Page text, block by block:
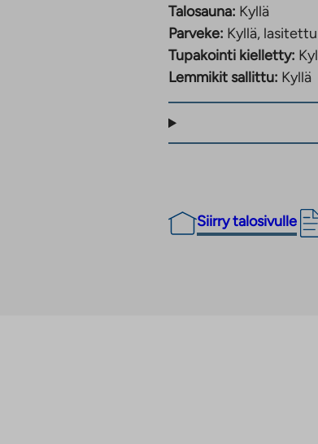
Talosauna: Kyllä
Parveke: Kyllä, lasitettu
Tupakointi kielletty:
Lemmikit sallittu: Kyllä
Siirry talosivulle